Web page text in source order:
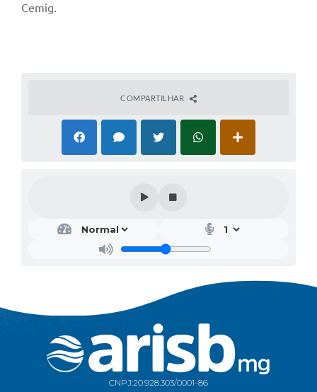
Cemig.
COMPARTILHAR
CNPJ:20.928.303/0001-86